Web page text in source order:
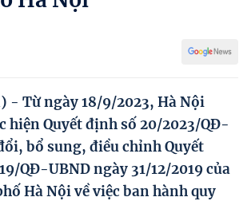
hiện chính sách
tư nhân và doanh nghiệp dân tộc
trị Nông sản
- Từ ngày 18/9/2023, Hà Nội
hiện Quyết định số 20/2023/QĐ-
bổ sung, điều chỉnh Quyết
QĐ-UBND ngày 31/12/2019 của
Hà Nội về việc ban hành quy